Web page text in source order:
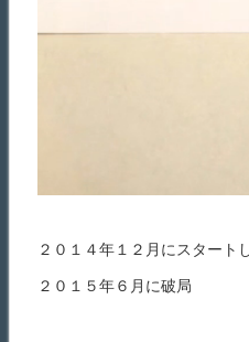
２０１４年１２月にスタート
２０１５年６月に破局